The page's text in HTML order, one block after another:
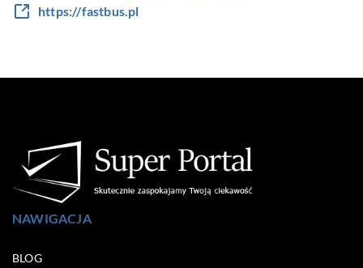
https://fastbus.pl
NAWIGACJA
BLOG